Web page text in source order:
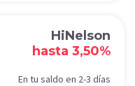
HiNelson
hasta 3,50%
En tu saldo en 2-3 días